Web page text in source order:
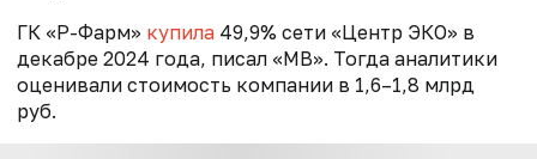
ГК «Р-Фарм» купила 49,9% сети «Центр ЭКО» в
декабре 2024 года, писал «МВ». Тогда аналитики
оценивали стоимость компании в 1,6–1,8 млрд
руб.